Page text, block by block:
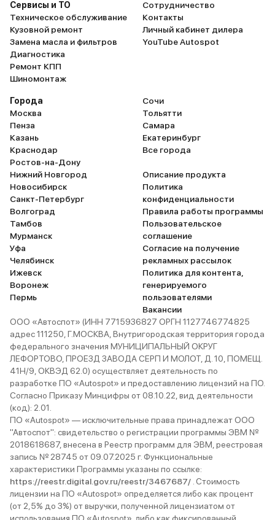
Сервисы и ТО
Техническое обслуживание
Кузовной ремонт
Замена масла и фильтров
Диагностика
Ремонт КПП
Шиномонтаж
Сотрудничество
Контакты
Личный кабинет дилера
YouTube Autospot
Города
Москва
Пенза
Казань
Краснодар
Ростов-на-Дону
Нижний Новгород
Новосибирск
Санкт-Петербург
Волгоград
Тамбов
Мурманск
Уфа
Челябинск
Ижевск
Воронеж
Пермь
Сочи
Тольятти
Самара
Екатеринбург
Все города
Описание продукта
Политика
конфиденциальности
Правила работы программы
Пользовательское
соглашение
Согласие на получение
рекламных рассылок
Политика для контента,
генерируемого
пользователями
Вакансии
ООО «Автоспот» (ИНН 7715936827 ОРГН 1127746774825
адрес 111250, Г.МОСКВА, Внутригородская территория города
федерального значения МУНИЦИПАЛЬНЫЙ ОКРУГ
ЛЕФОРТОВО, ПРОЕЗД ЗАВОДА СЕРП И МОЛОТ, Д. 10, ПОМЕЩ.
41Н/9, ОКВЭД 62.0) осуществляет деятельность по
разработке ПО «Autospot» и предоставлению лицензий на ПО.
Согласно Приказу Минцифры от 08.10.22, вид деятельности
(код): 2.01.
ПО «Autospot» — исключительные права принадлежат ООО
"Автоспот": свидетельство о регистрации программы ЭВМ №
2018618687, внесена в Реестр программ для ЭВМ, реестровая
запись № 28745 от 09.07.2025 г. Функциональные
характеристики Программы указаны по ссылке:
https://reestr.digital.gov.ru/reestr/3467687/ . Стоимость
лицензии на ПО «Autospot» определяется либо как процент
(от 2,5% до 3%) от выручки, полученной лицензиатом от